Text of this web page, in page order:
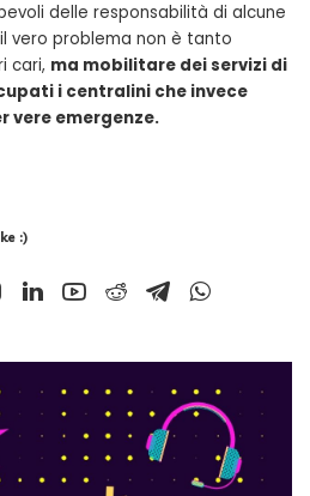
delle responsabilità di alcune
vero problema non è tanto
cari, ma mobilitare dei servizi di
i centralini che invece
emergenze.
:)